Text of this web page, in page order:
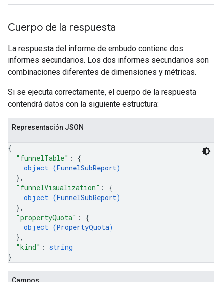
Cuerpo de la respuesta
La respuesta del informe de embudo contiene dos
informes secundarios. Los dos informes secundarios son
combinaciones diferentes de dimensiones y métricas.
Si se ejecuta correctamente, el cuerpo de la respuesta
contendrá datos con la siguiente estructura:
Representación JSON
{
"funnelTable" : {
object (FunnelSubReport)
},
"funnelVisualization" : {
object (FunnelSubReport)
},
"propertyQuota" : {
object (PropertyQuota)
},
"kind" : string
}
Campos